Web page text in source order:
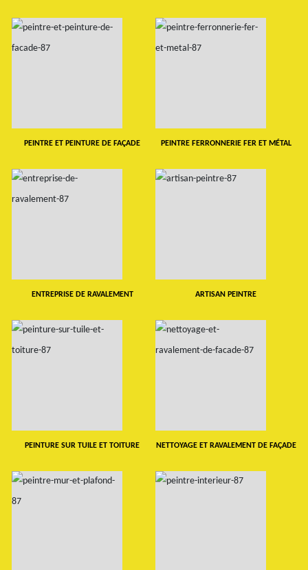
PEINTRE ET PEINTURE DE FAÇADE PEINTRE FERRONNERIE FER ET MÉTAL
ENTREPRISE DE RAVALEMENT ARTISAN PEINTRE
PEINTURE SUR TUILE ET TOITURE NETTOYAGE ET RAVALEMENT DE FAÇADE